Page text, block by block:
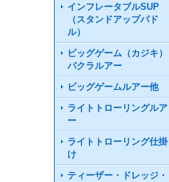
インフレータブルSUP
（スタンドアップパド
ル）
ビッグゲーム（カジキ）
パクラルアー
ビッグゲームルアー他
ライトトローリングルア
ー
ライトトローリング仕掛
け
ティーザー・ドレッジ・